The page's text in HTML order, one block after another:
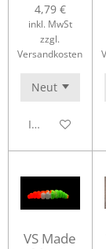
4,79 €
inkl. MwSt
zzgl.
Versandkosten
In den
VS Made